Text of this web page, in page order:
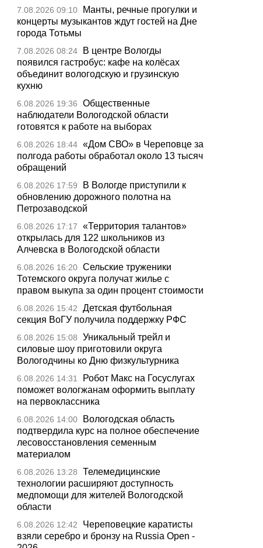
7.08.2026 09:10
Манты, речные прогулки и
концерты музыкантов ждут гостей на Дне
города Тотьмы
7.08.2026 08:24
В центре Вологды
появился гастробус: кафе на колёсах
объединит вологодскую и грузинскую
кухню
6.08.2026 19:36
Общественные
наблюдатели Вологодской области
готовятся к работе на выборах
6.08.2026 18:44 «Дом СВО» в Череповце за
полгода работы обработал около 13 тысяч
обращений
6.08.2026 17:59
В Вологде приступили к
обновлению дорожного полотна на
Петрозаводской
6.08.2026 17:17
«Территория талантов»
открылась для 122 школьников из
Алчевска в Вологодской области
6.08.2026 16:20 Сельские труженики
Тотемского округа получат жилье с
правом выкупа за один процент стоимости
6.08.2026 15:42
Детская футбольная
секция ВоГУ получила поддержку РФС
6.08.2026 15:08
Уникальный трейл и
силовые шоу приготовили округа
Вологодчины ко Дню физкультурника
6.08.2026 14:31
Робот Макс на Госуслугах
поможет вологжанам оформить выплату
на первоклассника
6.08.2026 14:00
Вологодская область
подтвердила курс на полное обеспечение
лесовосстановления семенным
материалом
6.08.2026 13:28
Телемедицинские
технологии расширяют доступность
медпомощи для жителей Вологодской
области
6.08.2026 12:42
Череповецкие каратисты
взяли серебро и бронзу на Russia Open -